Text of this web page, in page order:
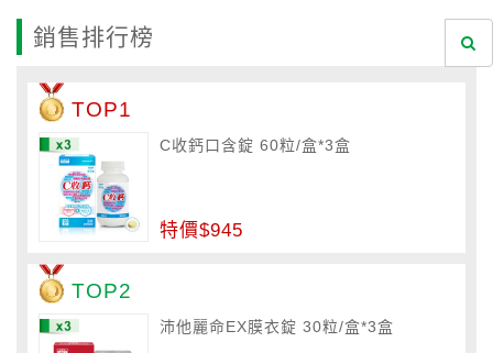
銷售排行榜
TOP1
C收鈣口含錠 60粒/盒*3盒
特價$945
TOP2
沛他麗命EX膜衣錠 30粒/盒*3盒